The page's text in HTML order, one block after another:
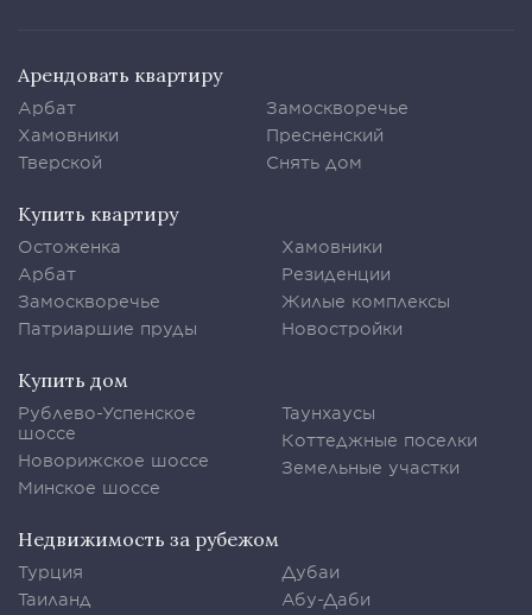
Арендовать квартиру
Арбат
Хамовники
Тверской
Замоскворечье
Пресненский
Снять дом
Купить квартиру
Остоженка
Арбат
Замоскворечье
Патриаршие пруды
Хамовники
Резиденции
Жилые комплексы
Новостройки
Купить дом
Рублево-Успенское
шоссе
Новорижское шоссе
Минское шоссе
Таунхаусы
Коттеджные поселки
Земельные участки
Недвижимость за рубежом
Турция
Таиланд
Дубаи
Абу-Даби